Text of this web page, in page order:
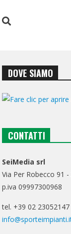
DOVE SIAMO
CONTATTI
SeiMedia srl
Via Per Robecco 91
p.iva 09997300968
tel. +39 02